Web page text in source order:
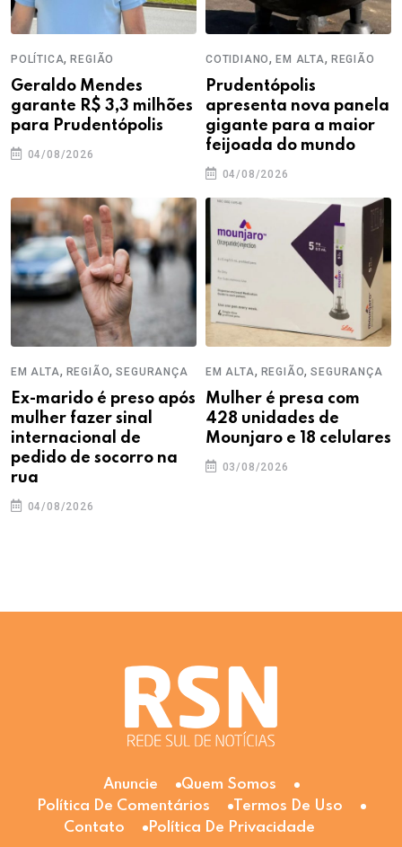
POLÍTICA,REGIÃO
Geraldo Mendes
garante R$ 3,3 milhões
para Prudentópolis
04/08/2026
COTIDIANO,EM ALTA, REGIÃO
Prudentópolis
apresenta nova panela
gigante para a maior
feijoada do mundo
04/08/2026
EM ALTA, REGIÃO,SEGURANÇA
Ex-marido é preso após
mulher fazer sinal
internacional de
pedido de socorro na
rua
04/08/2026
EM ALTA, REGIÃO,SEGURANÇA
Mulher é presa com
428 unidades de
Mounjaro e 18 celulares
03/08/2026
Anuncie
Quem Somos
Política De Comentários
Termos De Uso
Contato
Política De Privacidade